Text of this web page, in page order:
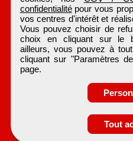
confidentialitépour vous
vos centres d'intérêt et
Vous pouvez choisir de
choix en cliquant sur le
ailleurs, vous pouvez à
cliquant sur "Paramètres
page.
Tout